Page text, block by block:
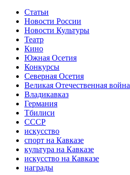
Статьи
Новости России
Новости Культуры
Театр
Кино
Южная Осетия
Конкурсы
Северная Осетия
Великая Отечественная война
Владикавказ
Германия
Тбилиси
СССР
искусство
спорт на Кавказе
культура на Кавказе
искусство на Кавказе
награды